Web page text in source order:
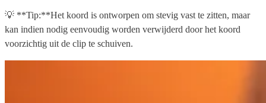
💡 **Tip:**Het koord is ontworpen om stevig vast te zitten, maar
kan indien nodig eenvoudig worden verwijderd door het koord
voorzichtig uit de clip te schuiven.